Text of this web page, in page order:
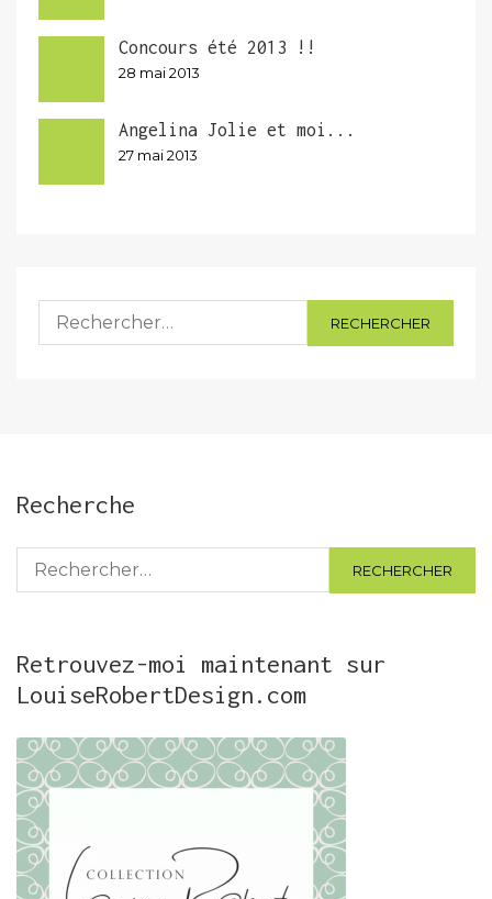
Concours été 2013 !!
28 mai 2013
Angelina Jolie et moi...
27 mai 2013
Rechercher :
Recherche
Rechercher :
Retrouvez-moi maintenant sur
LouiseRobertDesign.com